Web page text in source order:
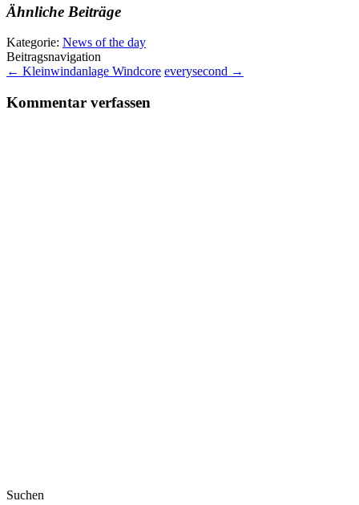
Ähnliche Beiträge
Kategorie: News of the day
Beitragsnavigation
← Kleinwindanlage Windcore everysecond →
Kommentar verfassen
Suchen